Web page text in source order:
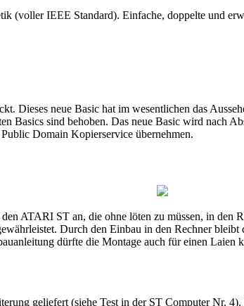
(voller IEEE Standard). Einfache, doppelte und
Dieses neue Basic hat im wesentlichen das
Basics sind behoben. Das neue Basic wird nach
Domain Kopierservice übernehmen.
ATARI ST an, die ohne löten zu müssen, in
Durch den Einbau in den Rechner
dürfte die Montage auch für einen
geliefert (siehe Test in der ST Computer Nr.